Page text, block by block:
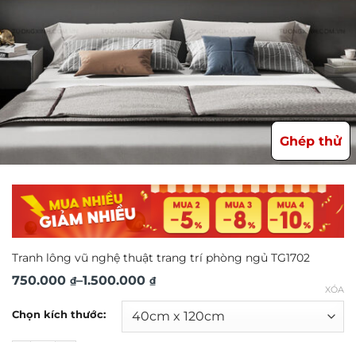
Ghép thử
Tranh lông vũ nghệ thuật trang trí phòng ngủ TG1702
750.000 ₫–1.500.000 ₫
Khoảng
Chọn kích thước:
XÓA